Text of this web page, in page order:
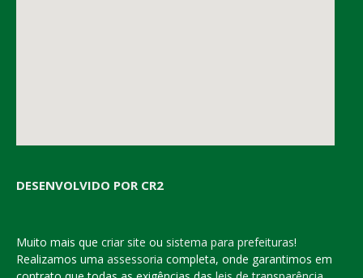
DESENVOLVIDO POR CR2
Muito mais que criar site ou sistema para prefeituras!
Realizamos uma assessoria completa, onde garantimos em